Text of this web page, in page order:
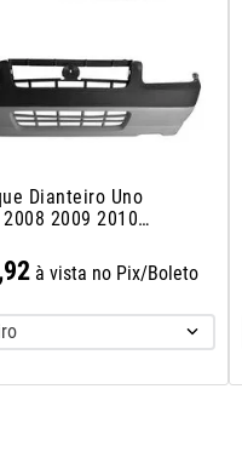
Dianteiro Uno
2008 2009 2010
,92 à vista no Pix/Boleto